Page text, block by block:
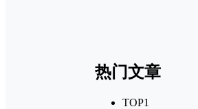
热门文章
TOP1